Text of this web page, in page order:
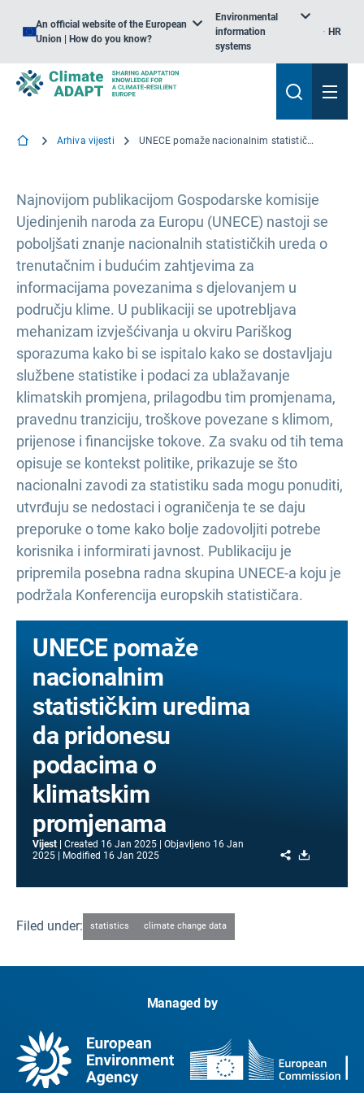
An official website of the European
Union | How do you know?
Environmental
information
systems
HR
Arhiva vijesti UNECE pomaže nacionalnim statističkim uredima da pridonesu podacima o klimatskim promjenama
Najnovijom publikacijom Gospodarske komisije
Ujedinjenih naroda za Europu (UNECE) nastoji se
poboljšati znanje nacionalnih statističkih ureda o
trenutačnim i budućim zahtjevima za
informacijama povezanima s djelovanjem u
području klime. U publikaciji se upotrebljava
mehanizam izvješćivanja u okviru Pariškog
sporazuma kako bi se ispitalo kako se dostavljaju
službene statistike i podaci za ublažavanje
klimatskih promjena, prilagodbu tim promjenama,
pravednu tranziciju, troškove povezane s klimom,
prijenose i financijske tokove. Za svaku od tih tema
opisuje se kontekst politike, prikazuje se što
nacionalni zavodi za statistiku sada mogu ponuditi,
utvrđuju se nedostaci i ograničenja te se daju
preporuke o tome kako bolje zadovoljiti potrebe
korisnika i informirati javnost. Publikaciju je
pripremila posebna radna skupina UNECE-a koju je
podržala Konferencija europskih statističara.
UNECE pomaže
nacionalnim
statističkim uredima
da pridonesu
podacima o
klimatskim
promjenama
Vijest Created 16 Jan 2025 Objavljeno 16 Jan
2025
Modified 16 Jan 2025 Share
Filed under: statistics climate change data
Managed by